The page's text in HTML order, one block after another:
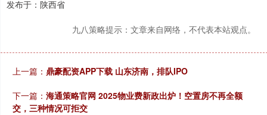
发布于：陕西省
九八策略提示：文章来自网络，不代表本站观点。
上一篇： 鼎豪配资APP下载 山东济南，排队IPO
下一篇： 海通策略官网 2025物业费新政出炉！空置房不再全额
交，三种情况可拒交